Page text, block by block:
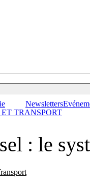
Newsletters
: le
TRANSPORT